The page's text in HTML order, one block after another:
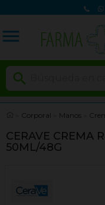
menu

Corporal Manos
CERAVE CREMA
50ML/48G